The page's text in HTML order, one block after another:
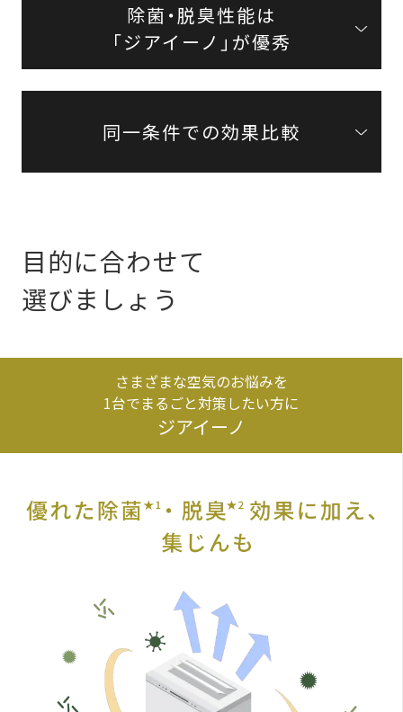
除菌・脱臭性能は
「ジアイーノ」が優秀
同一条件での効果比較
目的に合わせて
選びましょう
さまざまな空気のお悩みを
1台でまるごと対策したい方に
ジアイーノ